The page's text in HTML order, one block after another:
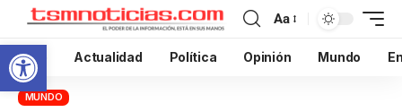
Abrir barra de herramientas
Aa
Inicio Actualidad Política Opinión Mundo
MUNDO